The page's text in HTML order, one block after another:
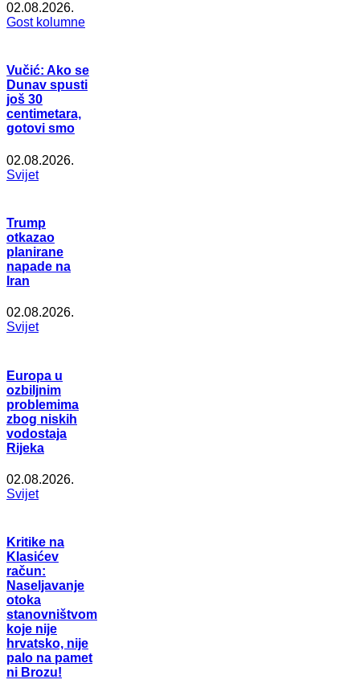
02.08.2026.
Gost kolumne
Vučić: Ako se
Dunav spusti
još 30
centimetara,
gotovi smo
02.08.2026.
Svijet
Trump
otkazao
planirane
napade na
Iran
02.08.2026.
Svijet
Europa u
ozbiljnim
problemima
zbog niskih
vodostaja
Rijeka
02.08.2026.
Svijet
Kritike na
Klasićev
račun:
Naseljavanje
otoka
stanovništvom
koje nije
hrvatsko, nije
palo na pamet
ni Brozu!